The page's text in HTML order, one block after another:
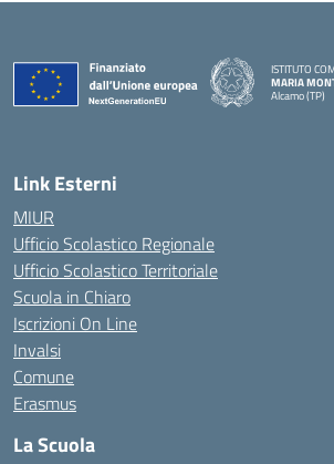
ISTITUTO
MARIA
Alcamo (TP)
Link Esterni
MIUR
Ufficio Scolastico Regionale
Ufficio Scolastico Territoriale
Scuola in Chiaro
Iscrizioni On Line
Invalsi
Comune
Erasmus
La Scuola